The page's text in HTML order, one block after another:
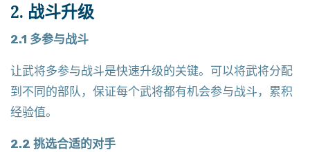
2. 战斗升级
2.1 多参与战斗
让武将多参与战斗是快速升级的关键。可以将武将分配
到不同的部队，保证每个武将都有机会参与战斗，累积
经验值。
2.2 挑选合适的对手